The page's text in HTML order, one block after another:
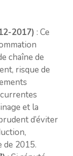
2017) : Ce
chaîne de
risque de
et la
d’éviter
de 2015.